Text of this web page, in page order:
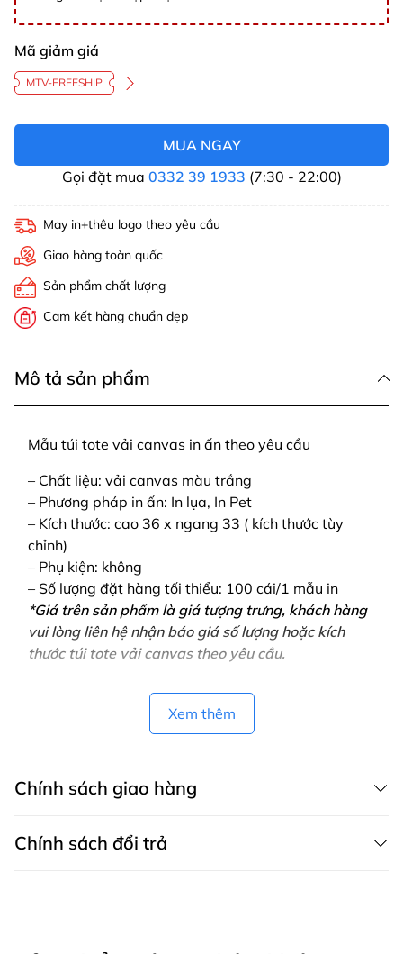
Mã giảm giá
MTV-FREESHIP
MUA NGAY
Gọi đặt mua 0332 39 1933 (7:30 - 22:00)
May in+thêu logo theo yêu cầu
Giao hàng toàn quốc
Sản phẩm chất lượng
Cam kết hàng chuẩn đẹp
Mô tả sản phẩm
Mẫu túi tote vải canvas in ấn theo yêu cầu
– Chất liệu: vải canvas màu trắng
– Phương pháp in ấn: In lụa, In Pet
– Kích thước: cao 36 x ngang 33 ( kích thước tùy
chỉnh)
– Phụ kiện: không
– Số lượng đặt hàng tối thiểu: 100 cái/1 mẫu in
*Giá trên sản phẩm là giá tượng trưng, khách hàng
vui lòng liên hệ nhận báo giá số lượng hoặc kích
thước túi tote vải canvas theo yêu cầu.
Xem thêm
Chính sách giao hàng
CHÍNH SÁCH GIAO HÀNG MAY THÀNH VIỆT có dịch vụ giao hàng tận
Chính sách đổi trả
xảy ra do lỗi của nhà sản xuất.